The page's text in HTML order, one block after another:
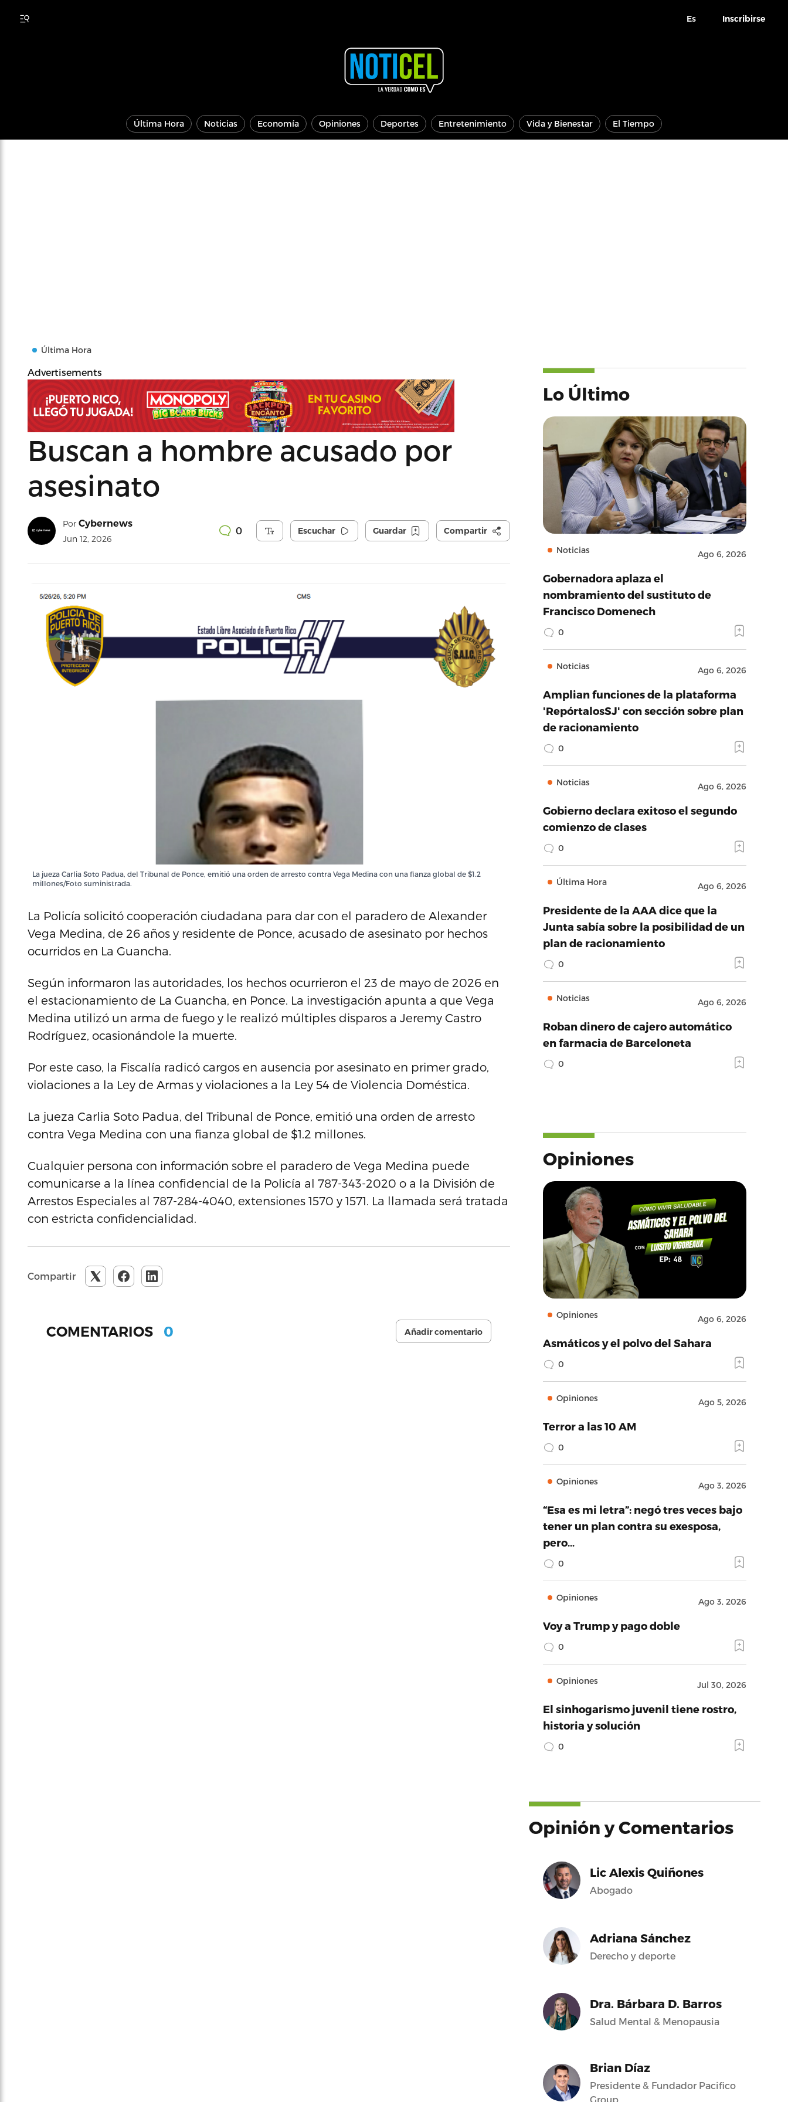
Es Inscribirse
Última Hora Noticias Economía Opiniones Deportes Entretenimiento Vida y Bienestar El Tiempo
Última Hora
Advertisements
Buscan a hombre acusado por
asesinato
Por Cybernews
Jun 12, 2026
0 Escuchar Guardar Compartir
La jueza Carlia Soto Padua, del Tribunal de Ponce, emitió una orden de arresto contra Vega Medina con una fianza global de $1.2
millones/Foto suministrada.
La Policía solicitó cooperación ciudadana para dar con el paradero de Alexander
Vega Medina, de 26 años y residente de Ponce, acusado de asesinato por hechos
ocurridos en La Guancha.
Según informaron las autoridades, los hechos ocurrieron el 23 de mayo de 2026 en
el estacionamiento de La Guancha, en Ponce. La investigación apunta a que Vega
Medina utilizó un arma de fuego y le realizó múltiples disparos a Jeremy Castro
Rodríguez, ocasionándole la muerte.
Por este caso, la Fiscalía radicó cargos en ausencia por asesinato en primer grado,
violaciones a la Ley de Armas y violaciones a la Ley 54 de Violencia Doméstica.
La jueza Carlia Soto Padua, del Tribunal de Ponce, emitió una orden de arresto
contra Vega Medina con una fianza global de $1.2 millones.
Cualquier persona con información sobre el paradero de Vega Medina puede
comunicarse a la línea confidencial de la Policía al 787-343-2020 o a la División de
Arrestos Especiales al 787-284-4040, extensiones 1570 y 1571. La llamada será tratada
con estricta confidencialidad.
Compartir
COMENTARIOS 0 Añadir comentario
Lo Último
Noticias Ago 6, 2026
Gobernadora aplaza el
nombramiento del sustituto de
Francisco Domenech
0
Noticias Ago 6, 2026
Amplian funciones de la plataforma
'RepórtalosSJ' con sección sobre plan
de racionamiento
0
Noticias Ago 6, 2026
Gobierno declara exitoso el segundo
comienzo de clases
0
Última Hora Ago 6, 2026
Presidente de la AAA dice que la
Junta sabía sobre la posibilidad de un
plan de racionamiento
0
Noticias Ago 6, 2026
Roban dinero de cajero automático
en farmacia de Barceloneta
0
Opiniones
Opiniones Ago 6, 2026
Asmáticos y el polvo del Sahara
0
Opiniones Ago 5, 2026
Terror a las 10 AM
0
Opiniones Ago 3, 2026
“Esa es mi letra”: negó tres veces bajo
tener un plan contra su exesposa,
pero…
0
Opiniones Ago 3, 2026
Voy a Trump y pago doble
0
Opiniones Jul 30, 2026
El sinhogarismo juvenil tiene rostro,
historia y solución
0
Opinión y Comentarios
Lic Alexis Quiñones
Abogado
Adriana Sánchez
Derecho y deporte
Dra. Bárbara D. Barros
Salud Mental & Menopausia
Brian Díaz
Presidente & Fundador Pacifico
Group